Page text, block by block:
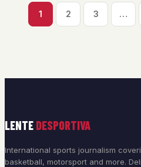
1 2 3 …
LENTE DESPORTIVA
International sports journalism
basketball, motorsport and more.